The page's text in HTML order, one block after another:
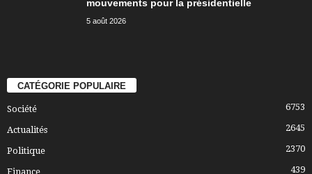
mouvements pour la présidentielle
5 août 2026
CATÉGORIE POPULAIRE
Société 6753
Actualités 2645
Politique 2370
Finance 439